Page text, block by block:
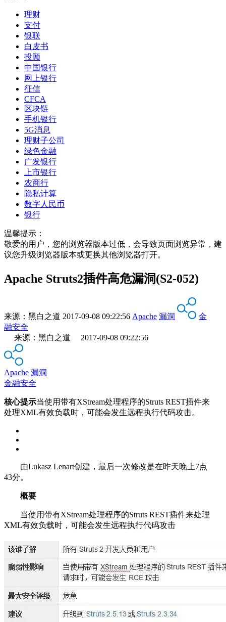
理财
支付
银联
白皮书
投顾
中国银行
网上银行
征信
CFCA
区块链
手机银行
5G消息
理财子公司
绿色金融
广发银行
上市银行
农商行
隐私计算
数字人民币
银行
温馨提示：
敬爱的用户，您的浏览器版本过低，会导致页面浏览异常，建
议您升级浏览器版本或更换其他浏览器打开。
Apache Struts2插件高危漏洞(S2-052)
来源： 黑白之道 2017-09-08 09:22:56 Apache 漏洞
金
融安全
来源：黑白之道 2017-09-08 09:22:56
Apache 漏洞
金融安全
核心提示当使用带有XStream处理程序的Struts REST插件来
处理XML有效负载时，可能会发生远程执行代码攻击。
由Lukasz Lenart创建，最后一次修改是在昨天晚上7点
43分。
概要
当使用带有XStream处理程序的Struts REST插件来处理
XML有效负载时，可能会发生远程执行代码攻击